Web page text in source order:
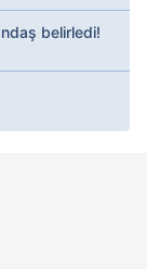
belirledi!